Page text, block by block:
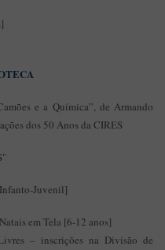
e a Química”, de Armando
dos 50 Anos da CIRES
Juvenil]
em Tela [6-12 anos]
– inscrições na Divisão de